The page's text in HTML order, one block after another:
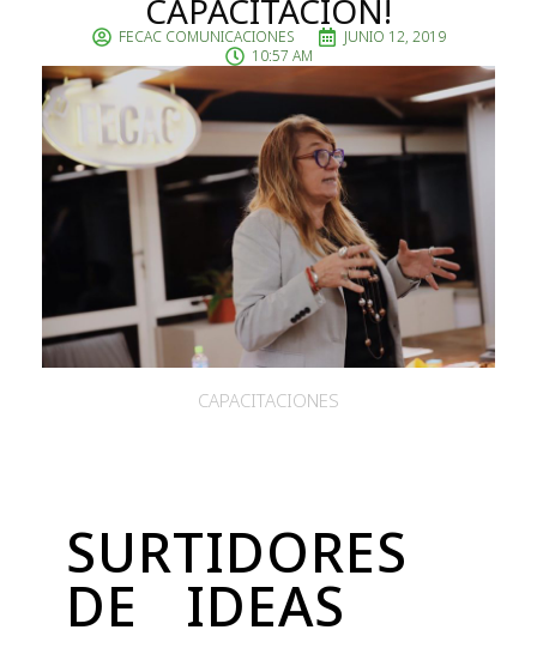
CAPACITACION!
FECAC COMUNICACIONES
JUNIO 12, 2019
10:57 AM
CAPACITACIONES
SURTIDORES
DE IDEAS